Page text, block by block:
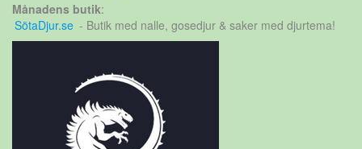
Månadens butik:
SötaDjur.se - Butik med nalle, gosedjur & saker med djurtema!